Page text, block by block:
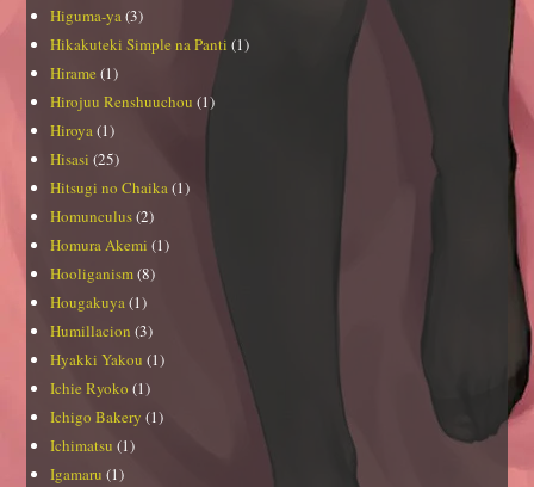
Higuma-ya(3)
Hikakuteki Simple na Panti (1)
Hirame (1)
Hirojuu Renshuuchou (1)
Hiroya(1)
Hisasi (25)
Hitsugi no Chaika(1)
Homunculus(2)
Homura Akemi (1)
Hooliganism(8)
Hougakuya(1)
Humillacion (3)
Hyakki Yakou (1)
Ichie Ryoko (1)
Ichigo Bakery (1)
Ichimatsu (1)
Igamaru (1)